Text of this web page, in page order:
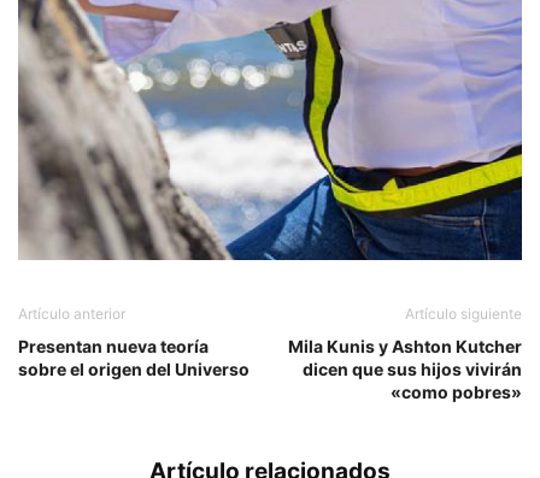
Artículo anterior
Presentan nueva teoría
sobre el origen del Universo
Artículo siguiente
Mila Kunis y Ashton Kutcher
dicen que sus hijos vivirán
«como pobres»
Artículo relacionados